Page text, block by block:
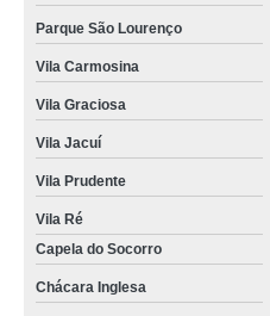
Parque São Lourenço
Vila Carmosina
Vila Graciosa
Vila Jacuí
Vila Prudente
Vila Ré
Capela do Socorro
Chácara Inglesa